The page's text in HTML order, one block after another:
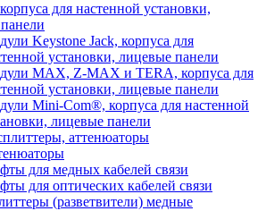
для настенной установки,
Keystone Jack, корпуса для
установки, лицевые панели
MAX, Z-MAX и TERA, корпуса для
установки, лицевые панели
Mini-Com®, корпуса для настенной
лицевые панели
аттенюаторы
для медных кабелей связи
для оптических кабелей связи
(разветвители) медные